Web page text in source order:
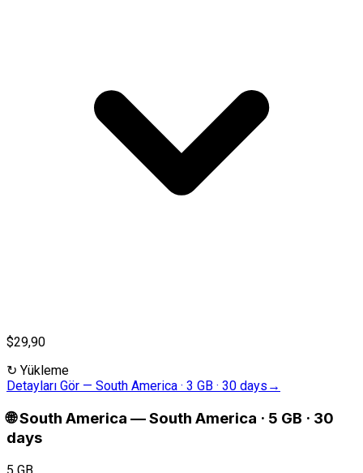
$29,90
↻ Yükleme
Detayları Gör — South America · 3 GB · 30 days →
🌐South America —South America · 5 GB · 30
days